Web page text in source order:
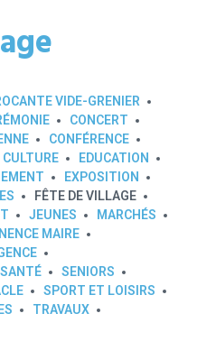
VIDE-GRENIER
CONCERT
CONFÉRENCE
CULTURE
EDUCATION
EXPOSITION
FÊTE DE VILLAGE
JEUNES
MARCHÉS
MAIRE
SANTÉ
SENIORS
SPORT ET LOISIRS
TRAVAUX